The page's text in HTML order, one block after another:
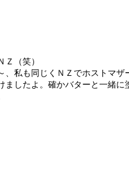
（笑）
、私も同じくＮＺでホストマ
ましたよ。確かバターと一緒